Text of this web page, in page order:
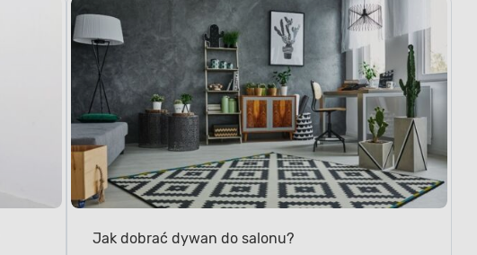
Jak dobrać dywan do salonu?